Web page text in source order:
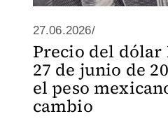
27.06.2026/
Precio del dólar
27 de junio de
el peso
cambio